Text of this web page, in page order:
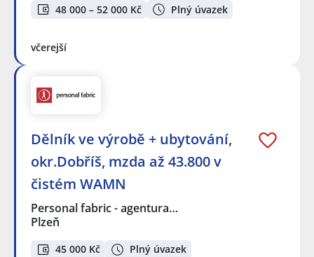
48 000 – 52 000 Kč Plný úvazek
včerejší
Dělník ve výrobě + ubytování,
okr.Dobříš, mzda až 43.800 v
čistém WAMN
Personal fabric - agentura…
Plzeň
45 000 Kč
Plný úvazek